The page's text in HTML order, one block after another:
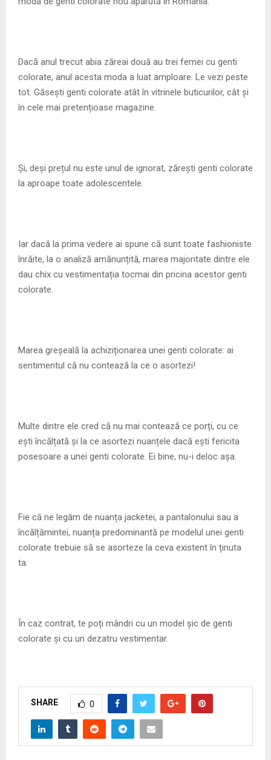
N
U
Dacă anul trecut abia zăreai două au trei femei cu genti
colorate, anul acesta moda a luat amploare. Le vezi peste
tot. Găsești genti colorate atât în vitrinele buticurilor, cât și
în cele mai pretențioase magazine.
Și, deși prețul nu este unul de ignorat, zărești genti colorate
la aproape toate adolescentele.
Iar dacă la prima vedere ai spune că sunt toate fashioniste
înrăite, la o analiză amănunțită, marea majoritate dintre ele
dau chix cu vestimentația tocmai din pricina acestor genti
colorate.
Marea greșeală la achiziționarea unei genti colorate: ai
sentimentul că nu contează la ce o asortezi!
Multe dintre ele cred că nu mai contează ce porți, cu ce
ești încălțată și la ce asortezi nuanțele dacă ești fericita
posesoare a unei genti colorate. Ei bine, nu-i deloc așa.
Fie că ne legăm de nuanța jacketei, a pantalonului sau a
încălțămintei, nuanța predominantă pe modelul unei genti
colorate trebuie să se asorteze la ceva existent în ținuta
ta.
În caz contrat, te poți mândri cu un model șic de genti
colorate și cu un dezatru vestimentar.
SHARE 0